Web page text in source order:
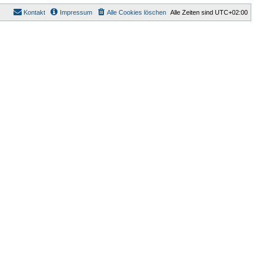
Alle Zeiten sind UTC+02:00
Alle Cookies löschen
Impressum
Kontakt